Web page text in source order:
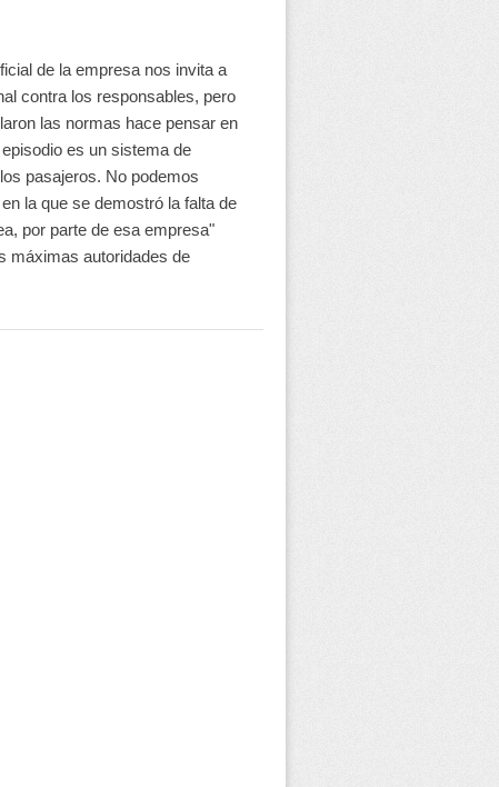
de la empresa nos invita a
contra los responsables, pero
las normas hace pensar en
es un sistema de
pasajeros. No podemos
la que se demostró la falta de
por parte de esa empresa"
máximas autoridades de